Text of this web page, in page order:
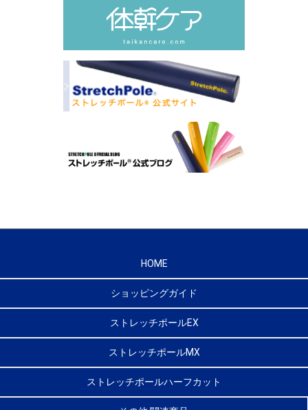
HOME
ショッピングガイド
ストレッチポールEX
ストレッチポールMX
ストレッチポールハーフカット